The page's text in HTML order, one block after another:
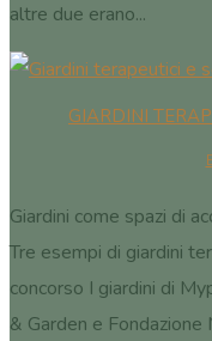
altre due erano...
GIARDINI
Giardini come spazi di
Tre esempi di giardini
concorso I giardini di
& Garden e